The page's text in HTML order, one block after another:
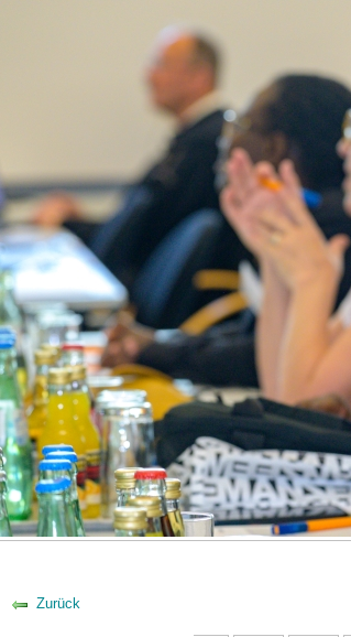
Zurück